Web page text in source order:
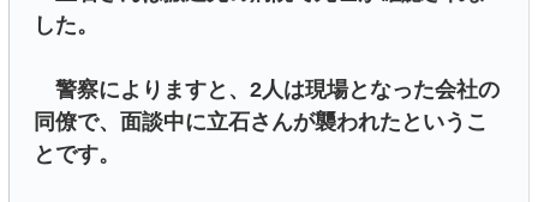
した。
警察によりますと、2人は現場となった会社の
同僚で、面談中に立石さんが襲われたというこ
とです。